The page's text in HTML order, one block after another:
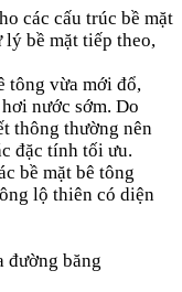
các cấu trúc bề mặt
lý bề mặt tiếp theo,
tông vừa mới đổ,
nước sớm. Do
thông thường nên
đặc tính tối ưu.
bề mặt bê tông
lộ thiên có diện
đường băng